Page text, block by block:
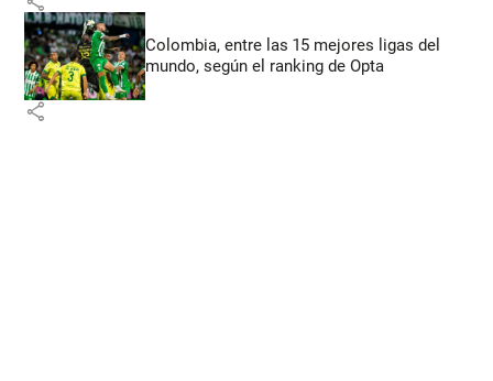
Colombia, entre las 15 mejores ligas del
mundo, según el ranking de Opta
share